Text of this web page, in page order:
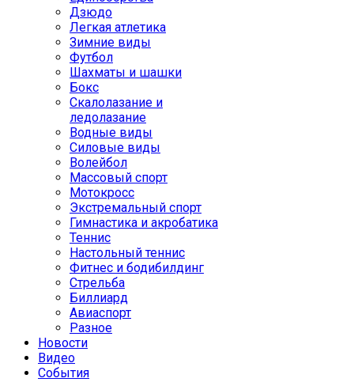
Дзюдо
Легкая атлетика
Зимние виды
Футбол
Шахматы и шашки
Бокс
Скалолазание и
ледолазание
Водные виды
Силовые виды
Волейбол
Массовый спорт
Мотокросс
Экстремальный спорт
Гимнастика и акробатика
Теннис
Настольный теннис
Фитнес и бодибилдинг
Стрельба
Биллиард
Авиаспорт
Разное
Новости
Видео
События